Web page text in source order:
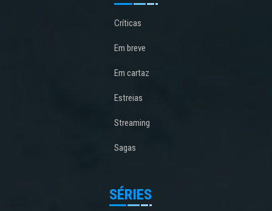
Críticas
Em breve
Em cartaz
Estreias
Streaming
Sagas
SÉRIES